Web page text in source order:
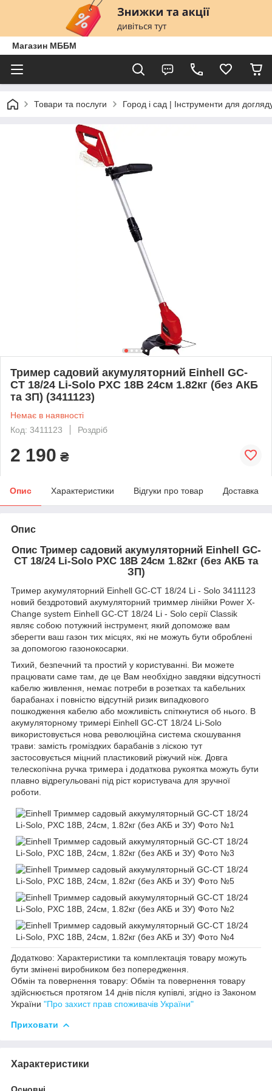
Магазин МББМ
Товари та послуги Город і сад | Інструменти для
Тример садовий акумуляторний Einhell GC-
CT 18/24 Li-Solo PXC 18В 24см 1.82кг (без АКБ
та ЗП) (3411123)
Немає в наявності
Код: 3411123
Роздріб
2 190 ₴
Опис Характеристики Відгуки про товар Доставка
Опис
Опис Тример садовий акумуляторний Einhell GC-
CT 18/24 Li-Solo PXC 18В 24см 1.82кг (без АКБ та
ЗП)
Тример акумуляторний Einhell GC-CT 18/24 Li - Solo 3411123
новий бездротовий акумуляторний триммер лінійки Power X-
Change system Einhell GC-CT 18/24 Li - Solo серії Classik
являє собою потужний інструмент, який допоможе вам
зберегти ваш газон тих місцях, які не можуть бути оброблені
за допомогою газонокосарки.
Тихий, безпечний та простий у користуванні. Ви можете
працювати саме там, де це Вам необхідно завдяки відсутності
кабелю живлення, немає потреби в розетках та кабельних
барабанах і повністю відсутній ризик випадкового
пошкодження кабелю або можливість спіткнутися об нього. В
акумуляторному тримері Einhell GC-CT 18/24 Li-Solo
використовується нова революційна система скошування
трави: замість громіздких барабанів з ліскою тут
застосовується міцний пластиковий ріжучий ніж. Довга
телескопічна ручка тримера і додаткова рукоятка можуть бути
плавно відрегульовані під ріст користувача для зручної
роботи.
Додатково: Характеристики та комплектація товару можуть
бути змінені виробником без попередження.
Обмін та повернення товару: Обмін та повернення товару
здійснюється протягом 14 днів після купівлі, згідно із Законом
України "Про захист прав споживачів України"
Приховати
Характеристики
Основні